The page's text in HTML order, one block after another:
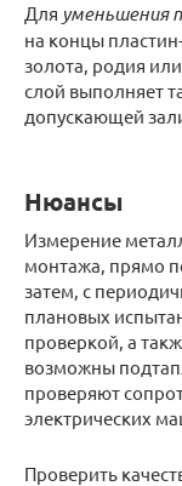
Для уменьшения
на концы
золота, родия
слой выполняет
допускающей
Нюансы
Измерение
монтажа, прямо
затем, с
плановых
проверкой, а
возможны
проверяют
электрических
Проверить